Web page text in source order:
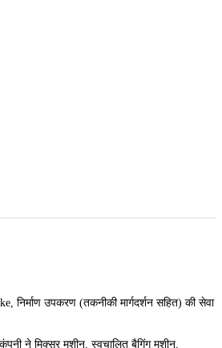
उपकरण (तकनीकी मार्गदर्शन सहित) की सेवा
ने मिक्सर मशीन, स्वचालित बैगिंग मशीन,